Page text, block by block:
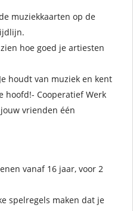
muziekkaarten op de
hoe goed je artiesten
houdt van muziek en kent
hoofd!- Cooperatief Werk
vrienden één
vanaf 16 jaar, voor 2
spelregels maken dat je